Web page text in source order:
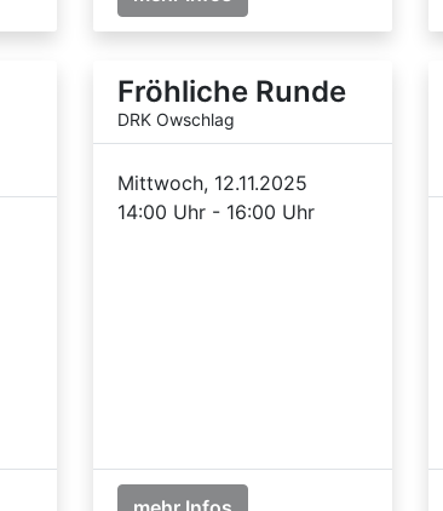
Fröhliche Runde
DRK Owschlag
Mittwoch, 12.11.2025
14:00 Uhr - 16:00 Uhr